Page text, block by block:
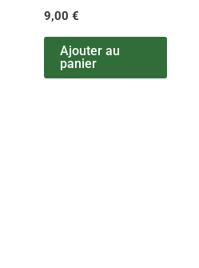
9,00€
Ajouter au
panier